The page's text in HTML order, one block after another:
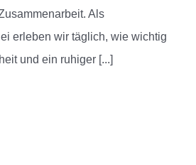
Als
erleben wir täglich, wie wichtig
und ein ruhiger [...]